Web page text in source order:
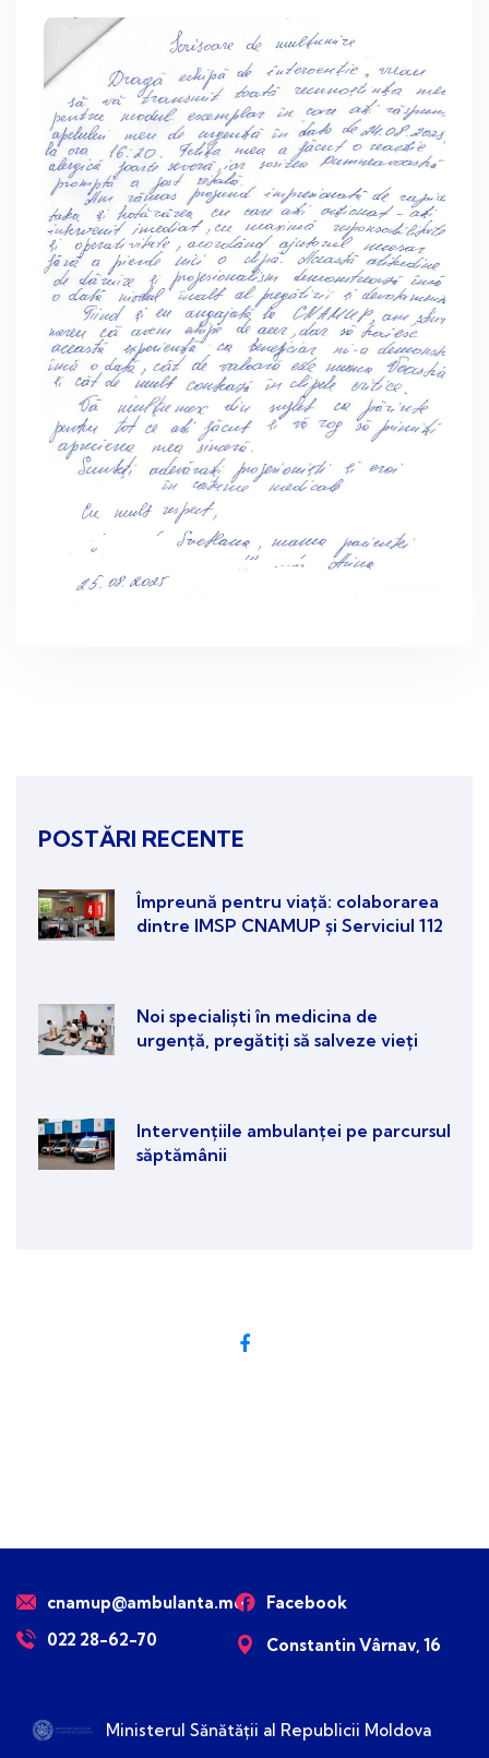
POSTĂRI RECENTE
Împreună pentru viață: colaborarea
dintre IMSP CNAMUP și Serviciul 112
Noi specialiști în medicina de
urgență, pregătiți să salveze vieți
Intervențiile ambulanței pe parcursul
săptămânii
cnamup@ambulanta.md
Facebook
022 28-62-70
Constantin Vârnav, 16
Ministerul Sănătății al Republicii Moldova